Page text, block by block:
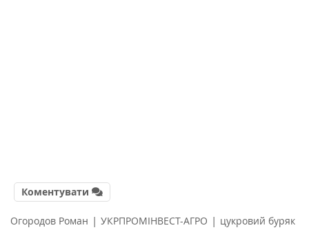
Коментувати
Огородов Роман | УКРПРОМІНВЕСТ-АГРО | цукровий буряк